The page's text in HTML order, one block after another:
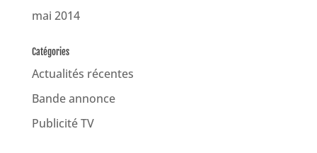
mai 2014
Catégories
Actualités récentes
Bande annonce
Publicité TV